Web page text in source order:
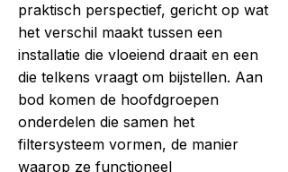
praktisch perspectief, gericht op wat
het verschil maakt tussen een
installatie die vloeiend draait en een
die telkens vraagt om bijstellen. Aan
bod komen de hoofdgroepen
onderdelen die samen het
filtersysteem vormen, de manier
waarop ze functioneel